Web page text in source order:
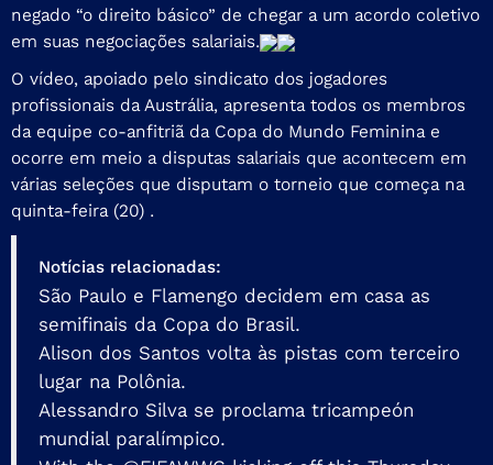
negado “o direito básico” de chegar a um acordo coletivo
em suas negociações salariais.
O vídeo, apoiado pelo sindicato dos jogadores
profissionais da Austrália, apresenta todos os membros
da equipe co-anfitriã da Copa do Mundo Feminina e
ocorre em meio a disputas salariais que acontecem em
várias seleções que disputam o torneio que começa na
quinta-feira (20) .
Notícias relacionadas:
São Paulo e Flamengo decidem em casa as
semifinais da Copa do Brasil.
Alison dos Santos volta às pistas com terceiro
lugar na Polônia.
Alessandro Silva se proclama tricampeón
mundial paralímpico.